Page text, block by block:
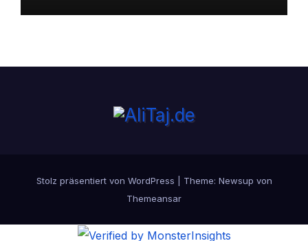
Stolz präsentiert von WordPress Theme: Newsup von
Themeansar